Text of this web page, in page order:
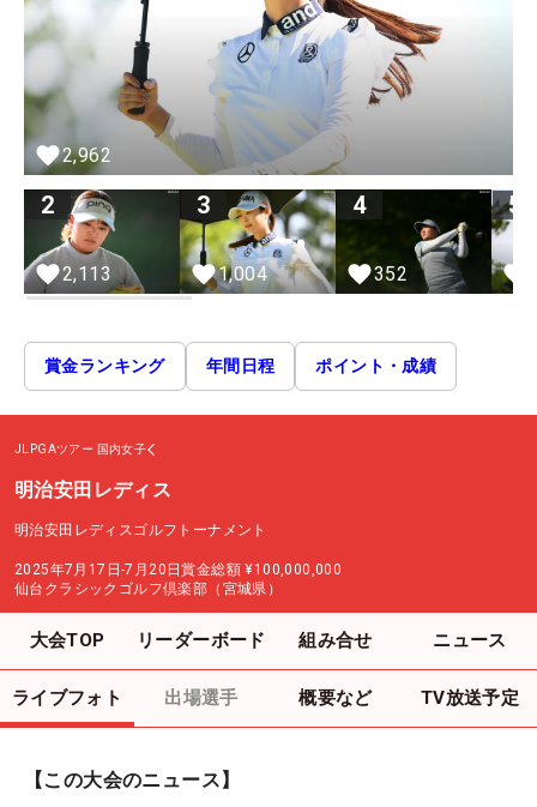
2,962
2
2,113
3
1,004
4
352
5
賞金ランキング 年間日程 ポイント・成績
JLPGAツアー 国内女子
明治安田レディス
明治安田レディスゴルフトーナメント
2025年7月17日-7月20日賞金総額 ¥100,000,000
仙台クラシックゴルフ倶楽部（宮城県）
大会TOP リーダーボード 組み合せ ニュース
ライブフォト 出場選手 概要など TV放送予定
【この大会のニュース】